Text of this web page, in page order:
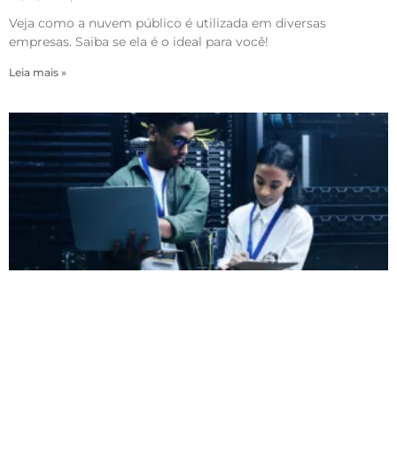
Veja como a nuvem público é utilizada em diversas
empresas. Saiba se ela é o ideal para você!
Leia mais »